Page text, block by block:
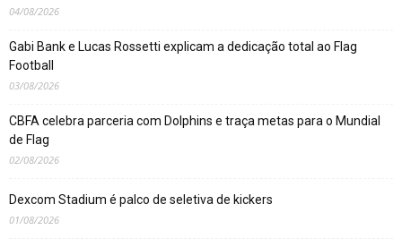
04/08/2026
Gabi Bank e Lucas Rossetti explicam a dedicação total ao Flag
Football
03/08/2026
CBFA celebra parceria com Dolphins e traça metas para o Mundial
de Flag
02/08/2026
Dexcom Stadium é palco de seletiva de kickers
01/08/2026